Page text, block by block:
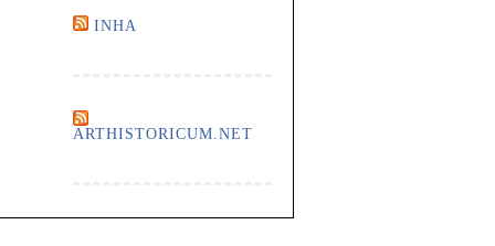
INHA
ARTHISTORICUM.NET